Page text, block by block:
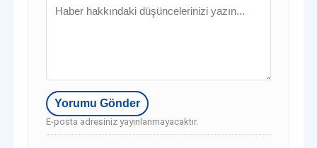
E-posta adresiniz yayınlanmayacaktır.